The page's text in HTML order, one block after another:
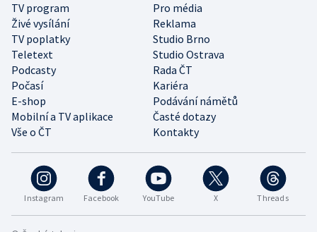
Instagram Facebook YouTube X Threads
TV program
Pro média
Živé vysílání
Reklama
TV poplatky
Studio Brno
Teletext
Studio Ostrava
Podcasty
Rada ČT
Počasí
Kariéra
E-shop
Podávání námětů
Mobilní a TV aplikace
Časté dotazy
Vše o ČT
Kontakty